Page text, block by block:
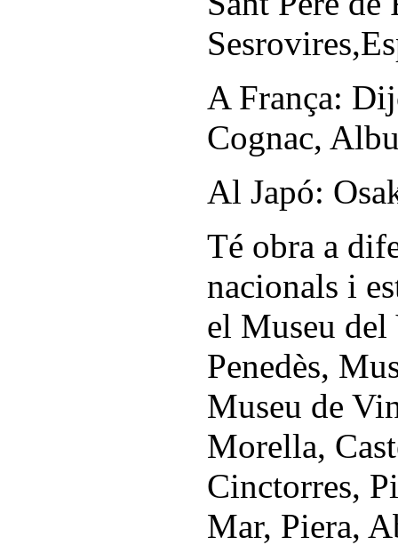
A França:
Cognac,
Al Japó:
Té obra a
nacionals i
el Museu
Penedès,
Museu de
Morella,
Cinctorres,
Mar, Piera,